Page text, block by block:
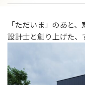
「ただいま」のあと
設計士と創り上げた、